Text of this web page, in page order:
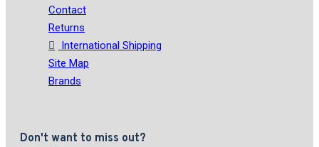
Contact
Returns
International Shipping
Site Map
Brands
Don't want to miss out?